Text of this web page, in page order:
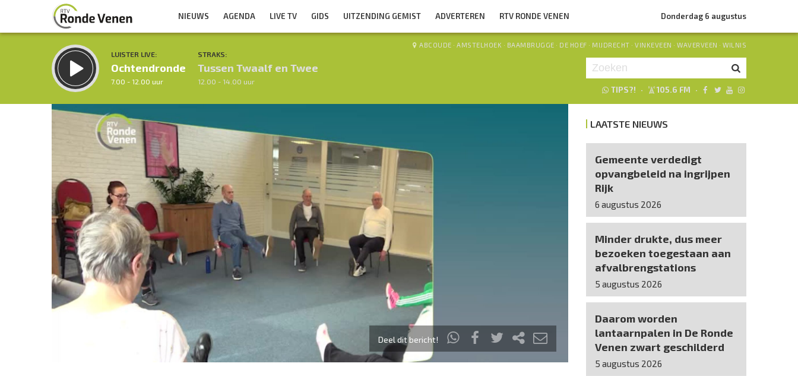
NIEUWS AGENDA LIVE TV GIDS UITZENDING GEMIST ADVERTEREN RTV RONDE VENEN Donderdag 6 augustus
LUISTER LIVE:
Ochtendronde
7.00 - 12.00 uur
STRAKS:
Tussen Twaalf en Twee
12.00 - 14.00 uur
ABCOUDE · AMSTELHOEK · BAAMBRUGGE · DE HOEF · MIJDRECHT · VINKEVEEN · WAVERVEEN · WILNIS
TIPS?! · 105.6 FM ·
Deel dit bericht!
LAATSTE NIEUWS
Gemeente verdedigt
opvangbeleid na ingrijpen
Rijk
6 augustus 2026
Minder drukte, dus meer
bezoeken toegestaan aan
afvalbrengstations
5 augustus 2026
Daarom worden
lantaarnpalen in De Ronde
Venen zwart geschilderd
5 augustus 2026